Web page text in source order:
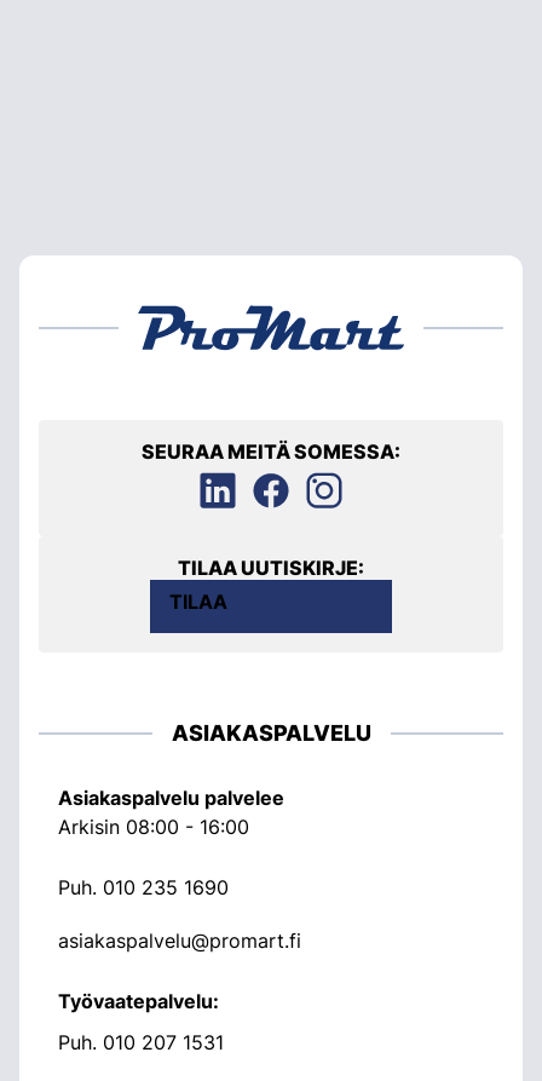
SEURAA MEITÄ SOMESSA:
TILAA UUTISKIRJE:
TILAA
ASIAKASPALVELU
Asiakaspalvelu palvelee
Arkisin 08:00 - 16:00
Puh. 010 235 1690
asiakaspalvelu@promart.fi
Työvaatepalvelu:
Puh. 010 207 1531